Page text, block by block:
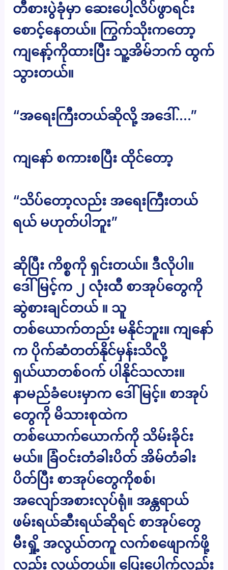
တီစားပွဲခုံမှာ ဆေးပေါ့လိပ်ဖွာရင်း
စောင့်နေတယ်။ ကြွက်သိုးကတော့
ကျနော့်ကိုထားပြီး သူ့အိမ်ဘက် ထွက်
သွားတယ်။
“အရေးကြီးတယ်ဆိုလို့ အဒေါ်….”
ကျနော် စကားစပြီး ထိုင်တော့
“သိပ်တော့လည်း အရေးကြီးတယ်
ရယ် မဟုတ်ပါဘူး”
ဆိုပြီး ကိစ္စကို ရှင်းတယ်။ ဒီလိုပါ။
ဒေါ်မြင့်က ၂ လုံးထီ စာအုပ်တွေကို
ဆွဲစားချင်တယ် ။ သူ
တစ်ယောက်တည်း မနိုင်ဘူး။ ကျနော်
က ပိုက်ဆံတတ်နိုင်မှန်းသိလို့
ရှယ်ယာတစ်ဝက် ပါနိုင်သလား။
နာမည်ခံပေးမှာက ဒေါ်မြင့်။ စာအုပ်
တွေကို မိသားစုထဲက
တစ်ယောက်ယောက်ကို သိမ်းခိုင်း
မယ်။ ခြံဝင်းတံခါးပိတ် အိမ်တံခါး
ပိတ်ပြီး စာအုပ်တွေကိုစစ်၊
အလျော်အစားလုပ်ရုံ။ အန္တရာယ်
ဖမ်းရယ်ဆီးရယ်ဆိုရင် စာအုပ်တွေ
မီးရှို့ အလွယ်တကူ လက်စဖျောက်ဖို့
လည်း လွယ်တယ်။ ပြေးပေါက်လည်း